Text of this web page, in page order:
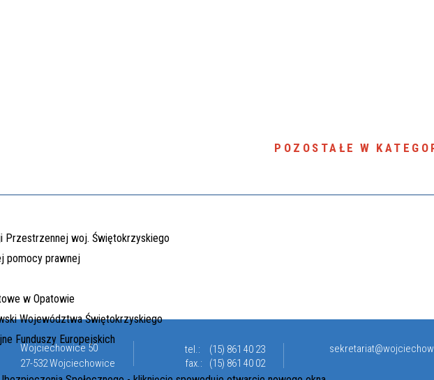
POZOSTAŁE W
Wojciechowice 50
27-532 Wojciechowice
tel.:
(15) 861 40 23
fax.:
(15) 861 40 02